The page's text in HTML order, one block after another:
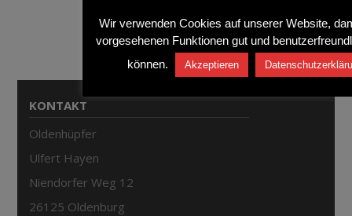
KONTAKT
Oldenhüpfer
Ulfert Hayen
Niendorfer Weg 12
26125 Oldenburg
Wir verwenden Cookies auf unserer Website,
vorgesehenen Funktionen gut und
können.
Akzeptieren